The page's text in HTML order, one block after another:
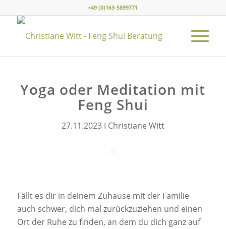
+49 (0)163-5899771
Yoga oder Meditation mit
Feng Shui
27.11.2023 I Christiane Witt
Fällt es dir in deinem Zuhause mit der Familie
auch schwer, dich mal zurückzuziehen und einen
Ort der Ruhe zu finden, an dem du dich ganz auf